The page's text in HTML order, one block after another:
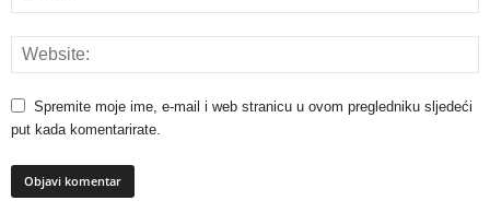
Spremite moje ime, e-mail i web stranicu u ovom pregledniku sljedeći
put kada komentarirate.